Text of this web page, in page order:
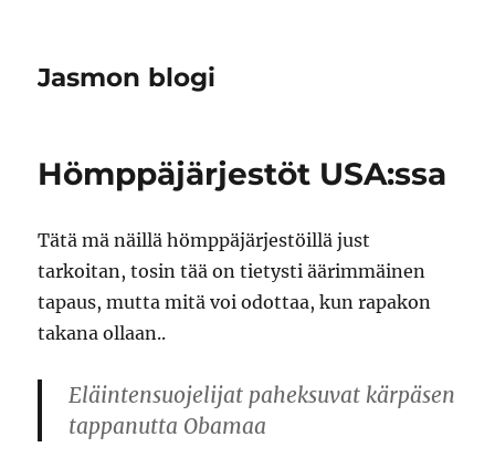
Jasmon blogi
Hömppäjärjestöt USA:ssa
Tätä mä näillä hömppäjärjestöillä just
tarkoitan, tosin tää on tietysti äärimmäinen
tapaus, mutta mitä voi odottaa, kun rapakon
takana ollaan..
Eläintensuojelijat paheksuvat kärpäsen
tappanutta Obamaa